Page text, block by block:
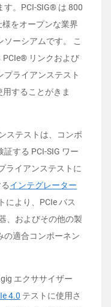
。PCI-SIG® は 800
をオープンな業界
ーシアムです。 こ
PCIe® リンクおよび
プライアンステスト
用することがきま
ステストは、コンポ
する PCI-SIG ワー
ライアンステストに
インテグレーター
により、PCIe バス
、およびその他の製
の適合コンポーネン
エクササイザー
4.0 テストに使用さ